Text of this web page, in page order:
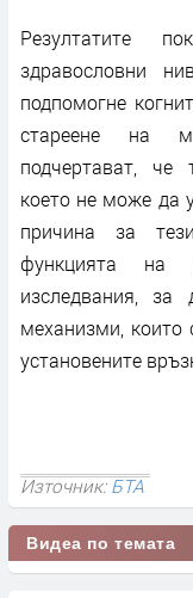
Резултатите
здравословни
подпомогне
стареене на
подчертават, че
което не може да
причина за
функцията на
изследвания, за
механизми, които
установените
Източник:БТА
Видеа по темата